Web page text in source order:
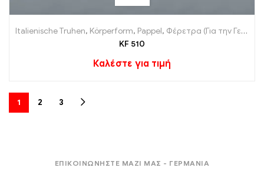
Italienische Truhen, Körperform, Pappel, Φέρετρα (Για την Γερμανία)
KF 510
Καλέστε για τιμή
1 2 3
ΕΠΙΚΟΙΝΩΝΉΣΤΕ ΜΑΖΊ ΜΑΣ - ΓΕΡΜΑΝΊΑ